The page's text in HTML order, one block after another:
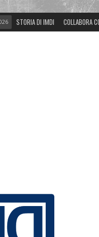
STORIA DI IMDI COLLABORA